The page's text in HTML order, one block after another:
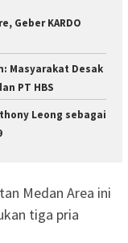
Geber KARDO
Masyarakat Desak
PT HBS
Leong sebagai
Medan Area ini
tiga pria